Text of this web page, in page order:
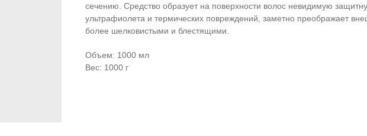
сечению. Средство образует на поверхности волос невидимую
ультрафиолета и термических повреждений, заметно преображает
более шелковистыми и блестящими.
Объем: 1000 мл
Вес: 1000 г